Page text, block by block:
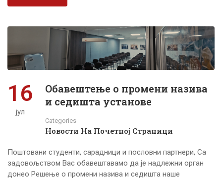
16
јул
Обавештење о промени назива
и седишта установе
Categories
Новости На Почетној Страници
Поштовани студенти, сарадници и пословни партнери, Са
задовољством Вас обавештавамо да је надлежни орган
донео Решење о промени назива и седишта наше